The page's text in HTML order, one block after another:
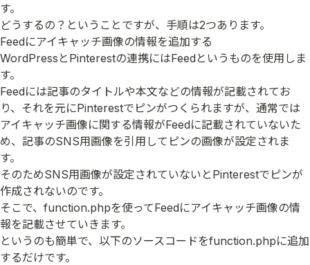
す。
どうするの？ということですが、手順は2つあります。
Feedにアイキャッチ画像の情報を追加する
WordPressとPinterestの連携にはFeedというものを使用しま
す。
Feedには記事のタイトルや本文などの情報が記載されてお
り、それを元にPinterestでピンがつくられますが、通常では
アイキャッチ画像に関する情報がFeedに記載されていないた
め、記事のSNS用画像を引用してピンの画像が設定されま
す。
そのためSNS用画像が設定されていないとPinterestでピンが
作成されないのです。
そこで、function.phpを使ってFeedにアイキャッチ画像の情
報を記載させていきます。
というのも簡単で、以下のソースコードをfunction.phpに追加
するだけです。